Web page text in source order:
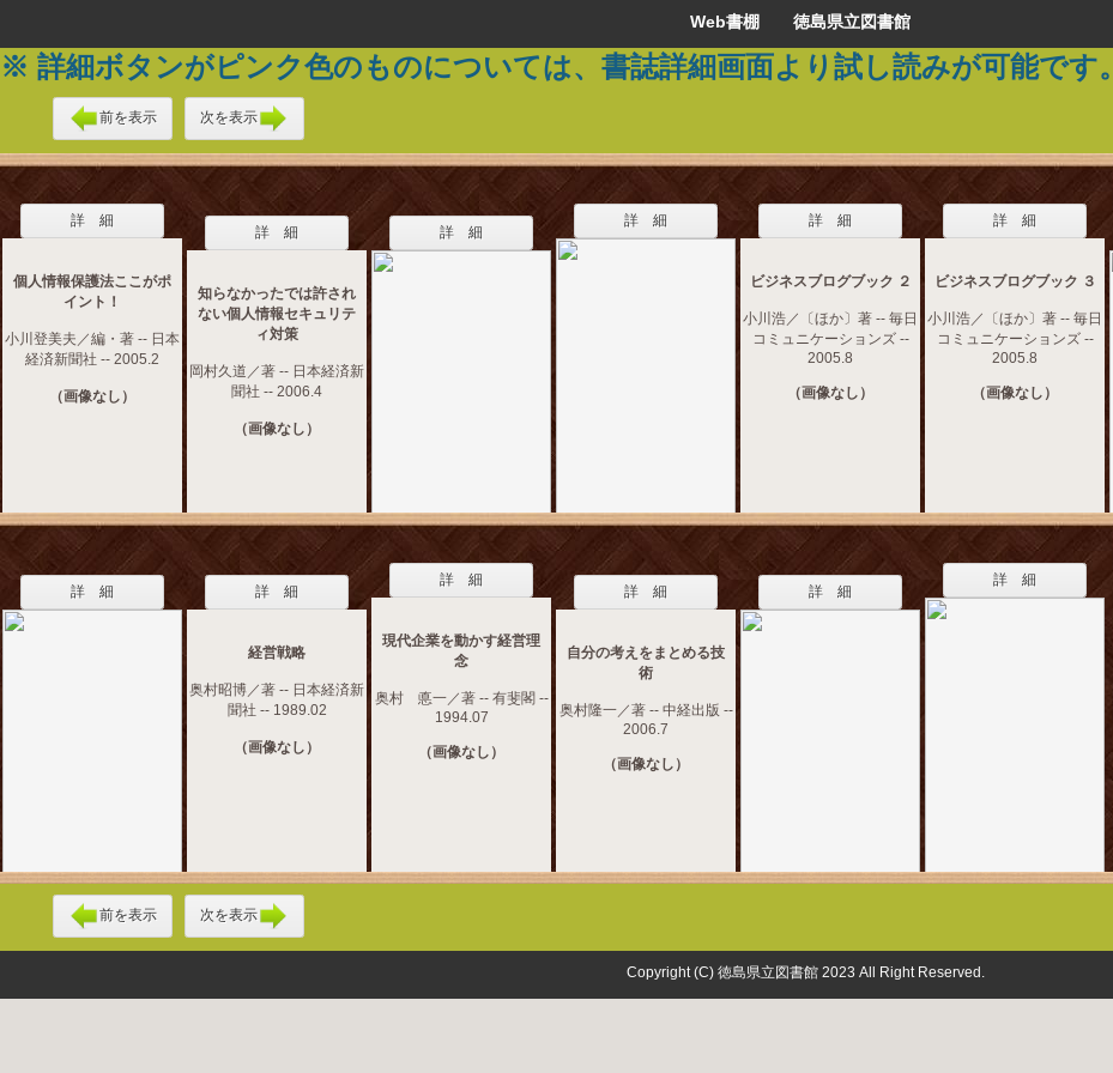
Web書棚 徳島県立図書館
※ 詳細ボタンがピンク色のものについては、書誌詳細画面より試し読みが可能です。
前を表示 次を表示
詳 細
個人情報保護法ここがポ
イント！
小川登美夫／編・著 -- 日本
経済新聞社 -- 2005.2
（画像なし）
詳 細
知らなかったでは許され
ない個人情報セキュリテ
ィ対策
岡村久道／著 -- 日本経済新
聞社 -- 2006.4
（画像なし）
詳 細
詳 細 詳 細
ビジネスブログブック ２
小川浩／〔ほか〕著 -- 毎日
コミュニケーションズ --
2005.8
（画像なし）
詳 細
ビジネスブログブック ３
小川浩／〔ほか〕著 -- 毎日
コミュニケーションズ --
2005.8
（画像なし）
詳 細 詳 細
経営戦略
奥村昭博／著 -- 日本経済新
聞社 -- 1989.02
（画像なし）
詳 細
現代企業を動かす経営理
念
奥村 悳一／著 -- 有斐閣 --
1994.07
（画像なし）
詳 細
自分の考えをまとめる技
術
奥村隆一／著 -- 中経出版 --
2006.7
（画像なし）
詳 細
詳 細
前を表示 次を表示
Copyright (C) 徳島県立図書館 2023 All Right Reserved.